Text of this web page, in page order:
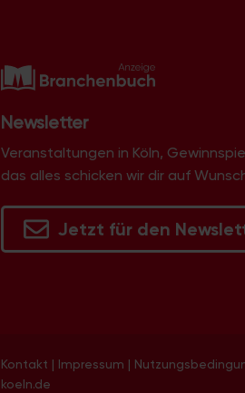
Newsletter
Veranstaltungen in Köln,
das alles schicken wir dir auf
Jetzt für den
Kontakt | Impressum |
koeln.de